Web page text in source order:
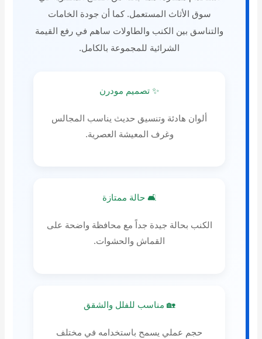
سوق الأثاث المستعمل. كما أن جودة الخامات
والتناسق بين الكنب والطاولات ساهم في رفع القيمة
الشرائية للمجموعة بالكامل.
✨ تصميم مودرن
ألوان هادئة وتنسيق حديث يناسب المجالس
وغرف المعيشة العصرية.
🛋️ حالة ممتازة
الكنب بحالة جيدة جداً مع محافظة واضحة على
القماش والحشوات.
🏡 مناسب للفلل والشقق
حجم عملي يسمح باستخدامه في مختلف